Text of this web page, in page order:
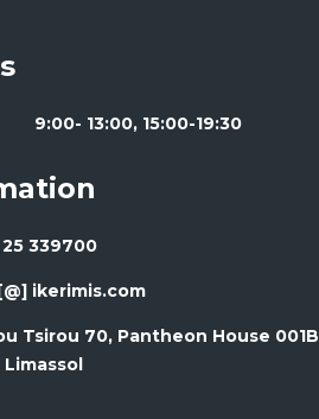
9:00- 13:00, 15:00-19:30
25 339700
ikerimis.com
Tsirou 70, Pantheon House 001B
Limassol